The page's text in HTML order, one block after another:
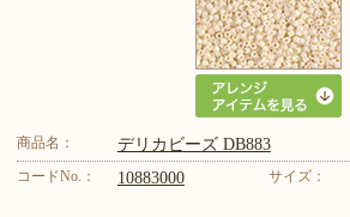
商品名： デリカビーズ DB883
コードNo.： 10883000 サイズ：